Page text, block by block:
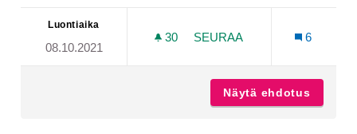
Luontiaika
08.10.2021
30 30 SEURAAJAA
SEURAA
6
Näytä ehdotus